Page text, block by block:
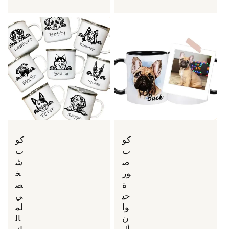
كو
ب
ش
خ
ص
ي
لم
ال
كو
ب
ص
ور
ة
حي
وا
ن